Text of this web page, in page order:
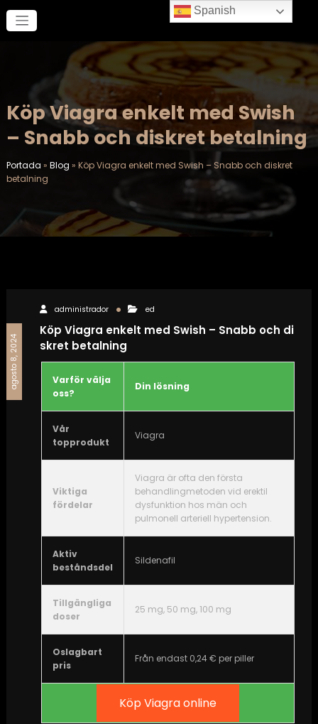
contenido
Köp Viagra enkelt med Swish
– Snabb och diskret betalning
Portada » Blog » Köp Viagra enkelt med Swish – Snabb och diskret
betalning
agosto 8, 2024
administrador ed
Köp Viagra enkelt med Swish – Snabb och di
skret betalning
Varför välja
oss?
Din lösning
Vår
topprodukt
Viagra
Viktiga
fördelar
Viagra är ofta den första
behandlingmetoden vid erektil
dysfunktion hos män och
pulmonell arteriell hypertension.
Aktiv
beståndsdel
Sildenafil
Tillgängliga
doser
25 mg, 50 mg, 100 mg
Oslagbart
pris
Från endast 0,24 € per piller
Köp Viagra online
Spanish